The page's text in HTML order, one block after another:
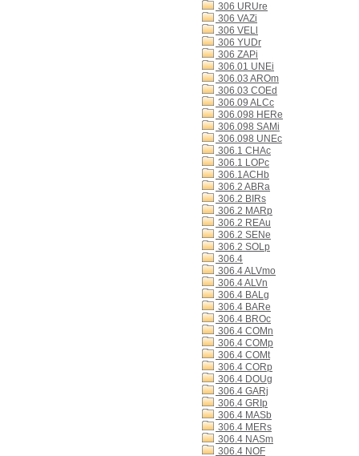
306 URUre
306 VAZi
306 VELl
306 YUDr
306 ZAPi
306.01 UNEi
306.03 AROm
306.03 COEd
306.09 ALCc
306.098 HERe
306.098 SAMi
306.098 UNEc
306.1 CHAc
306.1 LOPc
306.1ACHb
306.2 ABRa
306.2 BIRs
306.2 MARp
306.2 REAu
306.2 SENe
306.2 SOLp
306.4
306.4 ALVmo
306.4 ALVn
306.4 BALg
306.4 BARe
306.4 BROc
306.4 COMn
306.4 COMp
306.4 COMt
306.4 CORp
306.4 DOUg
306.4 GARj
306.4 GRIp
306.4 MASb
306.4 MERs
306.4 NASm
306.4 NOF